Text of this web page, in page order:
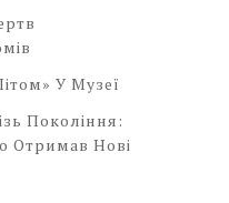
У Музеї
Покоління:
Отримав Нові